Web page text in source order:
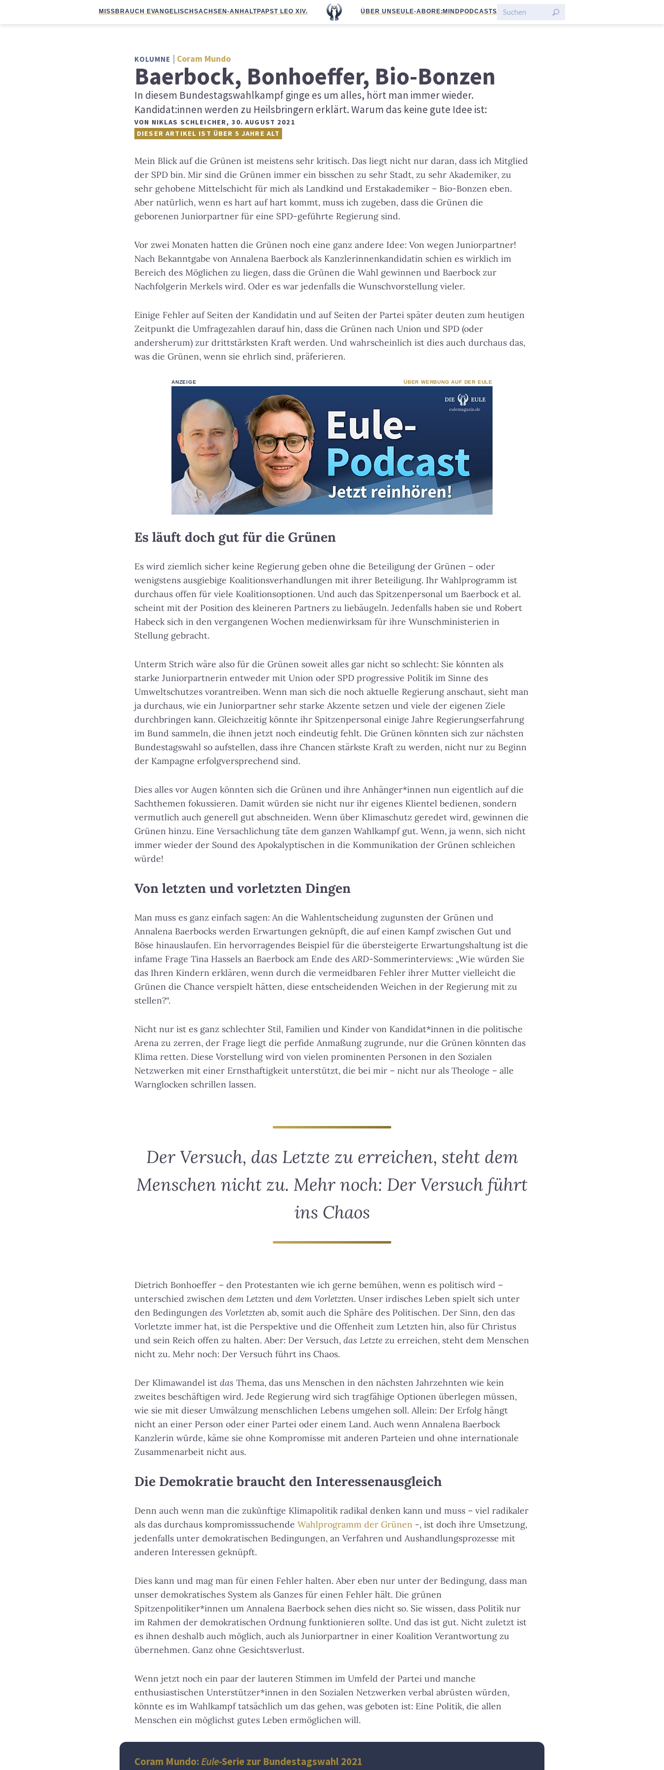
MISSBRAUCH EVANGELISCHSACHSEN-ANHALTPAPST LEO XIV. ÜBER UNS EULE-ABO RE:MIND PODCASTS
KOLUMNE Coram Mundo
Baerbock, Bonhoeffer, Bio-Bonzen
In diesem Bundestagswahlkampf ginge es um alles, hört man immer wieder.
Kandidat:innen werden zu Heilsbringern erklärt. Warum das keine gute Idee ist:
VON NIKLAS SCHLEICHER, 30. AUGUST 2021
DIESER ARTIKEL IST ÜBER 5 JAHRE ALT
Mein Blick auf die Grünen ist meistens sehr kritisch. Das liegt nicht nur daran, dass ich Mitglied
der SPD bin. Mir sind die Grünen immer ein bisschen zu sehr Stadt, zu sehr Akademiker, zu
sehr gehobene Mittelschicht für mich als Landkind und Erstakademiker – Bio-Bonzen eben.
Aber natürlich, wenn es hart auf hart kommt, muss ich zugeben, dass die Grünen die
geborenen Juniorpartner für eine SPD-geführte Regierung sind.
Vor zwei Monaten hatten die Grünen noch eine ganz andere Idee: Von wegen Juniorpartner!
Nach Bekanntgabe von Annalena Baerbock als Kanzlerinnenkandidatin schien es wirklich im
Bereich des Möglichen zu liegen, dass die Grünen die Wahl gewinnen und Baerbock zur
Nachfolgerin Merkels wird. Oder es war jedenfalls die Wunschvorstellung vieler.
Einige Fehler auf Seiten der Kandidatin und auf Seiten der Partei später deuten zum heutigen
Zeitpunkt die Umfragezahlen darauf hin, dass die Grünen nach Union und SPD (oder
andersherum) zur drittstärksten Kraft werden. Und wahrscheinlich ist dies auch durchaus das,
was die Grünen, wenn sie ehrlich sind, präferieren.
ANZEIGE ÜBER WERBUNG AUF DER EULE
Es läuft doch gut für die Grünen
Es wird ziemlich sicher keine Regierung geben ohne die Beteiligung der Grünen – oder
wenigstens ausgiebige Koalitionsverhandlungen mit ihrer Beteiligung. Ihr Wahlprogramm ist
durchaus offen für viele Koalitionsoptionen. Und auch das Spitzenpersonal um Baerbock et al.
scheint mit der Position des kleineren Partners zu liebäugeln. Jedenfalls haben sie und Robert
Habeck sich in den vergangenen Wochen medienwirksam für ihre Wunschministerien in
Stellung gebracht.
Unterm Strich wäre also für die Grünen soweit alles gar nicht so schlecht: Sie könnten als
starke Juniorpartnerin entweder mit Union oder SPD progressive Politik im Sinne des
Umweltschutzes vorantreiben. Wenn man sich die noch aktuelle Regierung anschaut, sieht man
ja durchaus, wie ein Juniorpartner sehr starke Akzente setzen und viele der eigenen Ziele
durchbringen kann. Gleichzeitig könnte ihr Spitzenpersonal einige Jahre Regierungserfahrung
im Bund sammeln, die ihnen jetzt noch eindeutig fehlt. Die Grünen könnten sich zur nächsten
Bundestagswahl so aufstellen, dass ihre Chancen stärkste Kraft zu werden, nicht nur zu Beginn
der Kampagne erfolgversprechend sind.
Dies alles vor Augen könnten sich die Grünen und ihre Anhänger*innen nun eigentlich auf die
Sachthemen fokussieren. Damit würden sie nicht nur ihr eigenes Klientel bedienen, sondern
vermutlich auch generell gut abschneiden. Wenn über Klimaschutz geredet wird, gewinnen die
Grünen hinzu. Eine Versachlichung täte dem ganzen Wahlkampf gut. Wenn, ja wenn, sich nicht
immer wieder der Sound des Apokalyptischen in die Kommunikation der Grünen schleichen
würde!
Von letzten und vorletzten Dingen
Man muss es ganz einfach sagen: An die Wahlentscheidung zugunsten der Grünen und
Annalena Baerbocks werden Erwartungen geknüpft, die auf einen Kampf zwischen Gut und
Böse hinauslaufen. Ein hervorragendes Beispiel für die übersteigerte Erwartungshaltung ist die
infame Frage Tina Hassels an Baerbock am Ende desARD-Sommerinterviews: „Wie würden Sie
das Ihren Kindern erklären, wenn durch die vermeidbaren Fehler ihrer Mutter vielleicht die
Grünen die Chance verspielt hätten, diese entscheidenden Weichen in der Regierung mit zu
stellen?“.
Nicht nur ist es ganz schlechter Stil, Familien und Kinder von Kandidat*innen in die politische
Arena zu zerren, der Frage liegt die perfide Anmaßung zugrunde, nur die Grünen könnten das
Klima retten. Diese Vorstellung wird von vielen prominenten Personen in den Sozialen
Netzwerken mit einer Ernsthaftigkeit unterstützt, die bei mir – nicht nur als Theologe – alle
Warnglocken schrillen lassen.
Der Versuch, das Letzte zu erreichen, steht dem
Menschen nicht zu. Mehr noch: Der Versuch führt
ins Chaos
Dietrich Bonhoeffer – den Protestanten wie ich gerne bemühen, wenn es politisch wird –
unterschied zwischen dem Letzten und dem Vorletzten. Unser irdisches Leben spielt sich unter
den Bedingungen des Vorletzten ab, somit auch die Sphäre des Politischen. Der Sinn, den das
Vorletzte immer hat, ist die Perspektive und die Offenheit zum Letzten hin, also für Christus
und sein Reich offen zu halten. Aber: Der Versuch, das Letzte zu erreichen, steht dem Menschen
nicht zu. Mehr noch: Der Versuch führt ins Chaos.
Der Klimawandel ist das Thema, das uns Menschen in den nächsten Jahrzehnten wie kein
zweites beschäftigen wird. Jede Regierung wird sich tragfähige Optionen überlegen müssen,
wie sie mit dieser Umwälzung menschlichen Lebens umgehen soll. Allein: Der Erfolg hängt
nicht an einer Person oder einer Partei oder einem Land. Auch wenn Annalena Baerbock
Kanzlerin würde, käme sie ohne Kompromisse mit anderen Parteien und ohne internationale
Zusammenarbeit nicht aus.
Die Demokratie braucht den Interessenausgleich
Denn auch wenn man die zukünftige Klimapolitik radikal denken kann und muss – viel radikaler
als das durchaus kompromisssuchende Wahlprogramm der Grünen -, ist doch ihre Umsetzung,
jedenfalls unter demokratischen Bedingungen, an Verfahren und Aushandlungsprozesse mit
anderen Interessen geknüpft.
Dies kann und mag man für einen Fehler halten. Aber eben nur unter der Bedingung, dass man
unser demokratisches System als Ganzes für einen Fehler hält. Die grünen
Spitzenpolitiker*innen um Annalena Baerbock sehen dies nicht so. Sie wissen, dass Politik nur
im Rahmen der demokratischen Ordnung funktionieren sollte. Und das ist gut. Nicht zuletzt ist
es ihnen deshalb auch möglich, auch als Juniorpartner in einer Koalition Verantwortung zu
übernehmen. Ganz ohne Gesichtsverlust.
Wenn jetzt noch ein paar der lauteren Stimmen im Umfeld der Partei und manche
enthusiastischen Unterstützer*innen in den Sozialen Netzwerken verbal abrüsten würden,
könnte es im Wahlkampf tatsächlich um das gehen, was geboten ist: Eine Politik, die allen
Menschen ein möglichst gutes Leben ermöglichen will.
Coram Mundo:Eule-Serie zur Bundestagswahl 2021